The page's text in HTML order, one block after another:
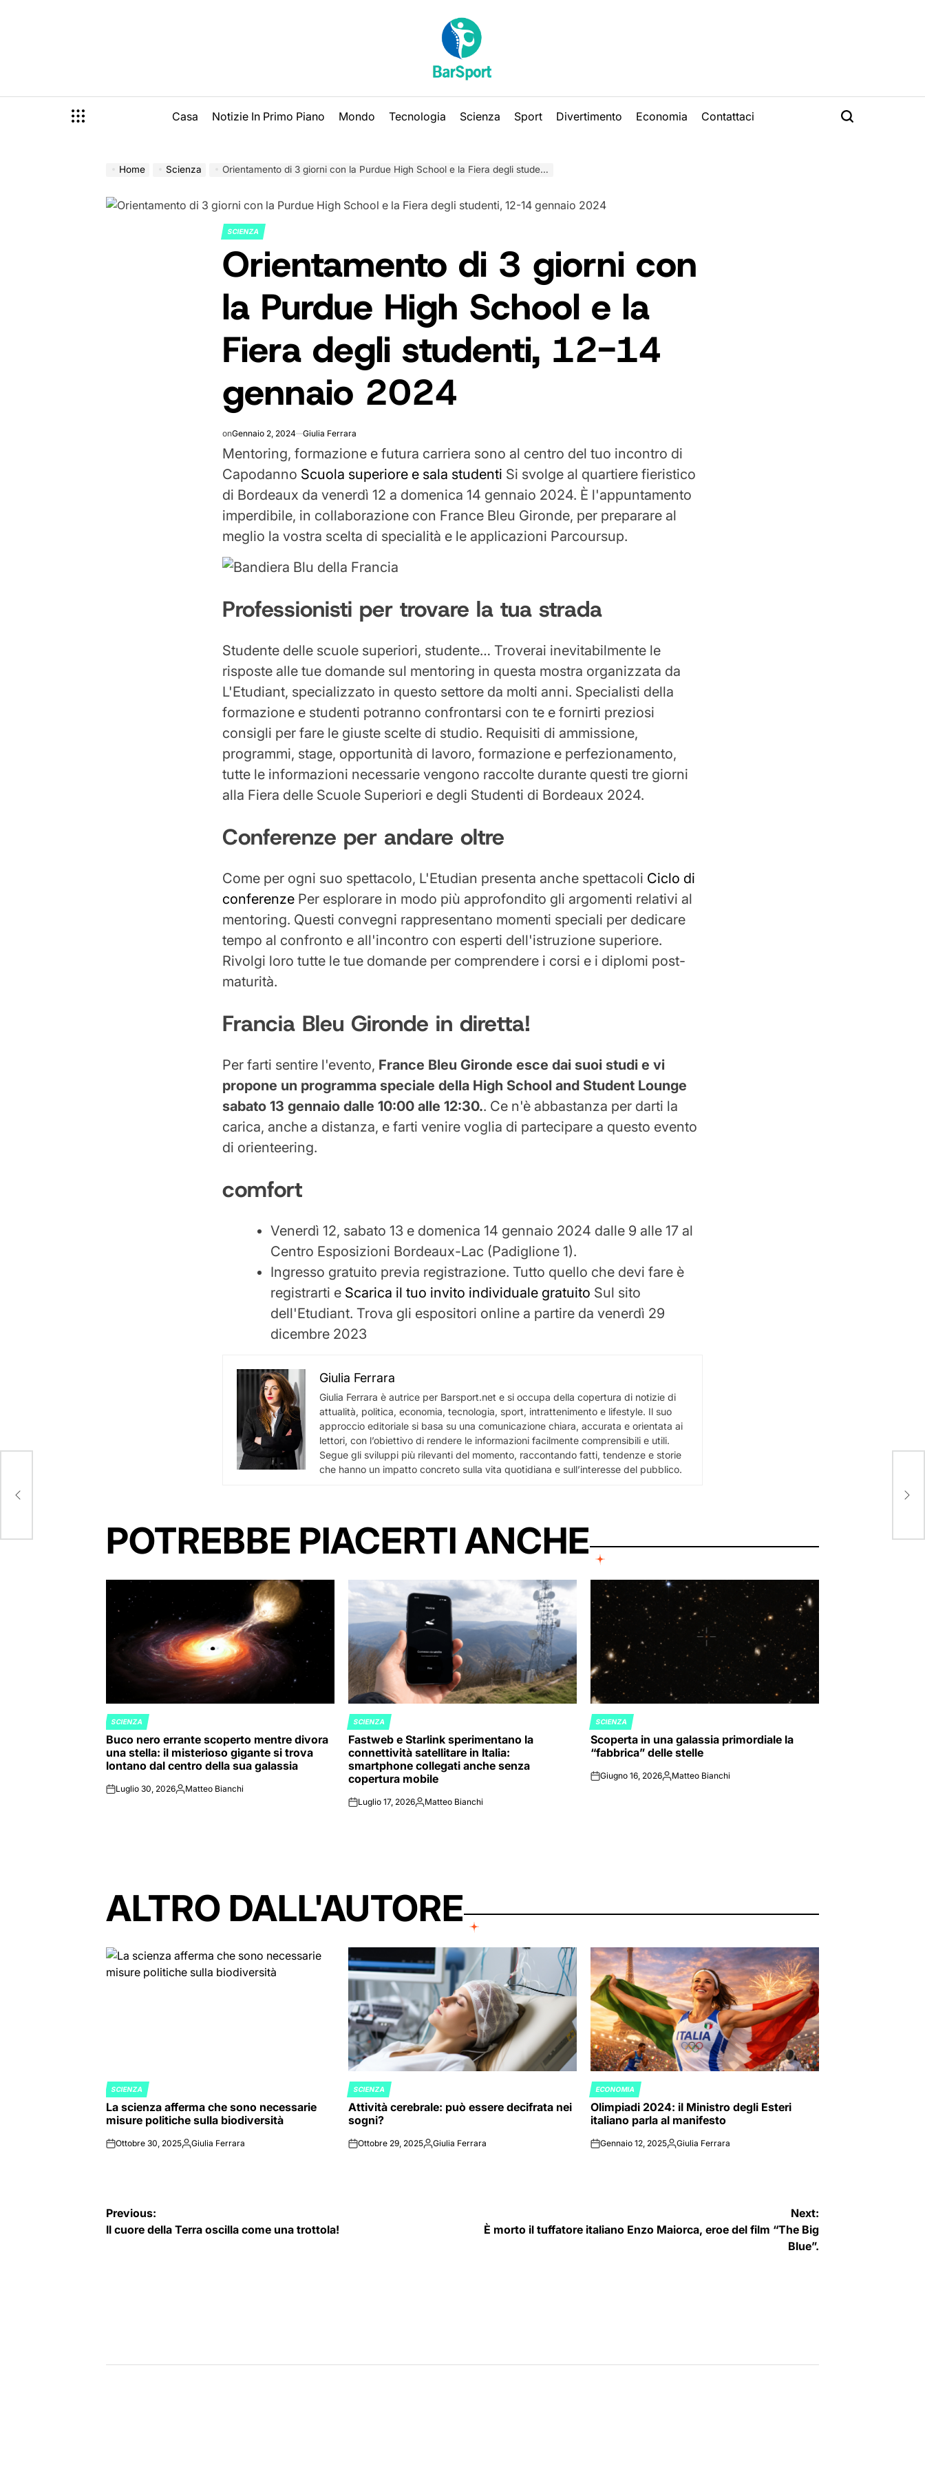
Casa Notizie In Primo Piano Mondo Tecnologia Scienza Sport Divertimento Economia Contattaci
Home Scienza Orientamento di 3 giorni con la Purdue High School e la Fiera degli studenti, 12-14 gennaio 2024
POSTED
SCIENZA
Orientamento di 3 giorni con
la Purdue High School e la
Fiera degli studenti, 12-14
gennaio 2024
onGennaio 2, 2024 Giulia Ferrara
Mentoring, formazione e futura carriera sono al centro del tuo incontro di
Capodanno Scuola superiore e sala studenti Si svolge al quartiere fieristico
di Bordeaux da venerdì 12 a domenica 14 gennaio 2024. È l'appuntamento
imperdibile, in collaborazione con France Bleu Gironde, per preparare al
meglio la vostra scelta di specialità e le applicazioni Parcoursup.
Professionisti per trovare la tua strada
Studente delle scuole superiori, studente… Troverai inevitabilmente le
risposte alle tue domande sul mentoring in questa mostra organizzata da
L'Etudiant, specializzato in questo settore da molti anni. Specialisti della
formazione e studenti potranno confrontarsi con te e fornirti preziosi
consigli per fare le giuste scelte di studio. Requisiti di ammissione,
programmi, stage, opportunità di lavoro, formazione e perfezionamento,
tutte le informazioni necessarie vengono raccolte durante questi tre giorni
alla Fiera delle Scuole Superiori e degli Studenti di Bordeaux 2024.
Conferenze per andare oltre
Come per ogni suo spettacolo, L'Etudian presenta anche spettacoli Ciclo di
conferenze Per esplorare in modo più approfondito gli argomenti relativi al
mentoring. Questi convegni rappresentano momenti speciali per dedicare
tempo al confronto e all'incontro con esperti dell'istruzione superiore.
Rivolgi loro tutte le tue domande per comprendere i corsi e i diplomi post-
maturità.
Francia Bleu Gironde in diretta!
Per farti sentire l'evento, France Bleu Gironde esce dai suoi studi e vi
propone un programma speciale della High School and Student Lounge
sabato 13 gennaio dalle 10:00 alle 12:30.. Ce n'è abbastanza per darti la
carica, anche a distanza, e farti venire voglia di partecipare a questo evento
di orienteering.
comfort
Venerdì 12, sabato 13 e domenica 14 gennaio 2024 dalle 9 alle 17 al
Centro Esposizioni Bordeaux-Lac (Padiglione 1).
Ingresso gratuito previa registrazione. Tutto quello che devi fare è
registrarti e Scarica il tuo invito individuale gratuito Sul sito
dell'Etudiant. Trova gli espositori online a partire da venerdì 29
dicembre 2023
Giulia Ferrara
Giulia Ferrara è autrice per Barsport.net e si occupa della copertura di notizie di
attualità, politica, economia, tecnologia, sport, intrattenimento e lifestyle. Il suo
approccio editoriale si basa su una comunicazione chiara, accurata e orientata ai
lettori, con l’obiettivo di rendere le informazioni facilmente comprensibili e utili.
Segue gli sviluppi più rilevanti del momento, raccontando fatti, tendenze e storie
che hanno un impatto concreto sulla vita quotidiana e sull’interesse del pubblico.
POTREBBE PIACERTI ANCHE
POSTED
IN
SCIENZA
Buco nero errante scoperto mentre divora
una stella: il misterioso gigante si trova
lontano dal centro della sua galassia
onLuglio 30, 2026Posted
Matteo Bianchi
POSTED
IN
SCIENZA
Fastweb e Starlink sperimentano la
connettività satellitare in Italia:
smartphone collegati anche senza
copertura mobile
onLuglio 17, 2026Posted
Matteo Bianchi
POSTED
IN
SCIENZA
Scoperta in una galassia primordiale la
“fabbrica” delle stelle
onGiugno 16, 2026Posted
Matteo Bianchi
ALTRO DALL'AUTORE
POSTED
IN
SCIENZA
La scienza afferma che sono necessarie
misure politiche sulla biodiversità
onOttobre 30, 2025Posted
Giulia Ferrara
POSTED
IN
SCIENZA
Attività cerebrale: può essere decifrata nei
sogni?
onOttobre 29, 2025Posted
Giulia Ferrara
POSTED
IN
ECONOMIA
Olimpiadi 2024: il Ministro degli Esteri
italiano parla al manifesto
onGennaio 12, 2025Posted
Giulia Ferrara
Navigazione
articoli
Previous:
Il cuore della Terra oscilla come una trottola!
Next:
È morto il tuffatore italiano Enzo Maiorca, eroe del film “The Big
Blue”.